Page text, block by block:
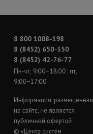
8 800 1008-198
8 (8452) 650-350
8 (8452) 42-76-77
Пн-чт, 9:00−18:00; пт,
9:00−17:00
Информация, размещенная
на сайте, не является
публичной офертой
© «Центр систем